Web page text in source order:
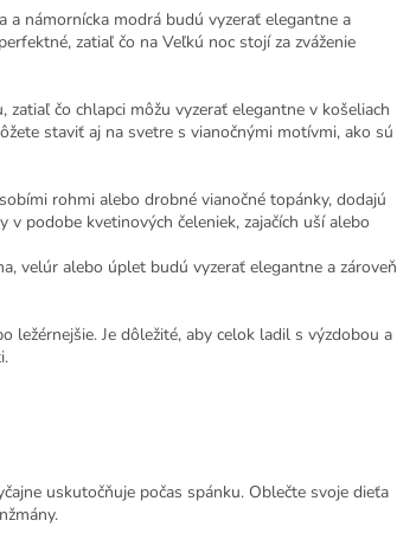
a námornícka modrá budú vyzerať elegantne a
zatiaľ čo na Veľkú noc stojí za zváženie
čo chlapci môžu vyzerať elegantne v košeliach
staviť aj na svetre s vianočnými motívmi, ako sú
rohmi alebo drobné vianočné topánky, dodajú
podobe kvetinových čeleniek, zajačích uší alebo
velúr alebo úplet budú vyzerať elegantne a zároveň
Je dôležité, aby celok ladil s výzdobou a
uskutočňuje počas spánku. Oblečte svoje dieťa